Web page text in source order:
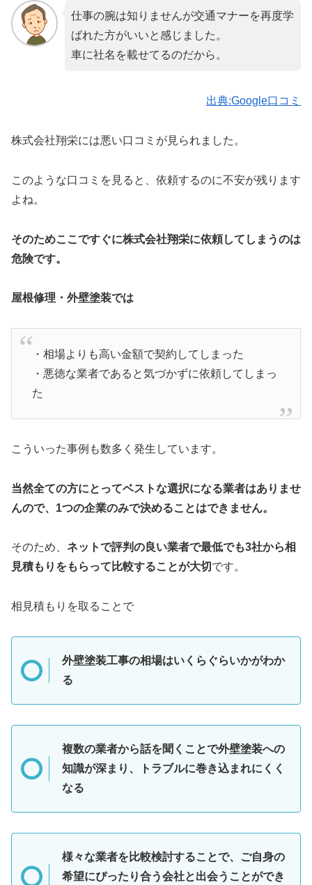
仕事の腕は知りませんが交通マナーを再度学
ばれた方がいいと感じました。
車に社名を載せてるのだから。
出典:Google口コミ
株式会社翔栄には悪い口コミが見られました。
このような口コミを見ると、依頼するのに不安が残ります
よね。
そのためここですぐに株式会社翔栄に依頼してしまうのは
危険です。
屋根修理・外壁塗装では
・相場よりも高い金額で契約してしまった
・悪徳な業者であると気づかずに依頼してしまっ
た
こういった事例も数多く発生しています。
当然全ての方にとってベストな選択になる業者はありませ
んので、1つの企業のみで決めることはできません。
そのため、 ネットで評判の良い業者で最低でも3社から相
見積もりをもらって比較することが大切 です。
相見積もりを取ることで
外壁塗装工事の相場はいくらぐらいかがわか
る
複数の業者から話を聞くことで外壁塗装への
知識が深まり、トラブルに巻き込まれにくく
なる
様々な業者を比較検討することで、ご自身の
希望にぴったり合う会社と出会うことができ